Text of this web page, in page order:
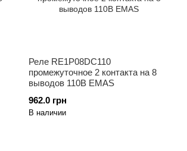
Реле RE1P08DC110
промежуточное 2 контакта на 8
выводов 110В EMAS
962.0 грн
В наличии